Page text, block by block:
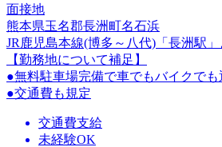
面接地
熊本県玉名郡長洲町名石浜
JR鹿児島本線(博多～八代)「長洲駅
【勤務地について補足】
●無料駐車場完備で車でもバイクでも
●交通費も規定
交通費支給
未経験OK